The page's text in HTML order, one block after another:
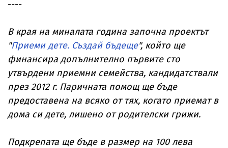
----
В края на миналата година започна проектът
"Приеми дете. Създай бъдеще", който ще
финансира допълнително първите сто
утвърдени приемни семейства, кандидатствали
през 2012 г. Паричната помощ ще бъде
предоставена на всяко от тях, когато приемат в
дома си дете, лишено от родителски грижи.
Подкрепата ще бъде в размер на 100 лева